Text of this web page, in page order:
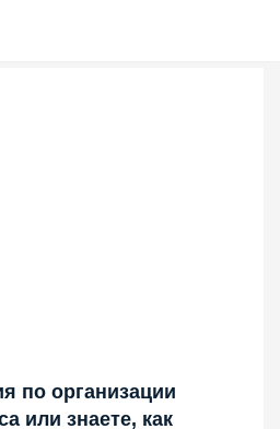
по организации
или знаете, как